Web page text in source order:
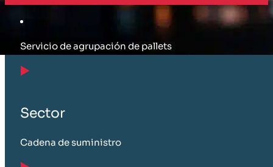
Servicio de agrupación de pallets
Sector
Cadena de suministro